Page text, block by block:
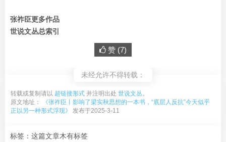
张祚臣更多作品
世说文丛总索引
赞 (7)
未经允许不得转载：
转载或复制请以 超链接形式 并注明出处 世说文丛。
原文地址：
《张祚臣丨影响了梁实秋思想的一本书，“底层人反抗”今天似乎
正以另一种形式浮现》
发布于2025-3-11
标签：这篇文章木有标签